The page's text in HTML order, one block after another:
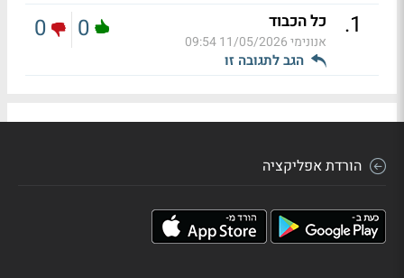
1
. כל הכבוד
אנונימי11/05/2026 09:54
הגב לתגובה זו
0
0
הורדת אפליקציה